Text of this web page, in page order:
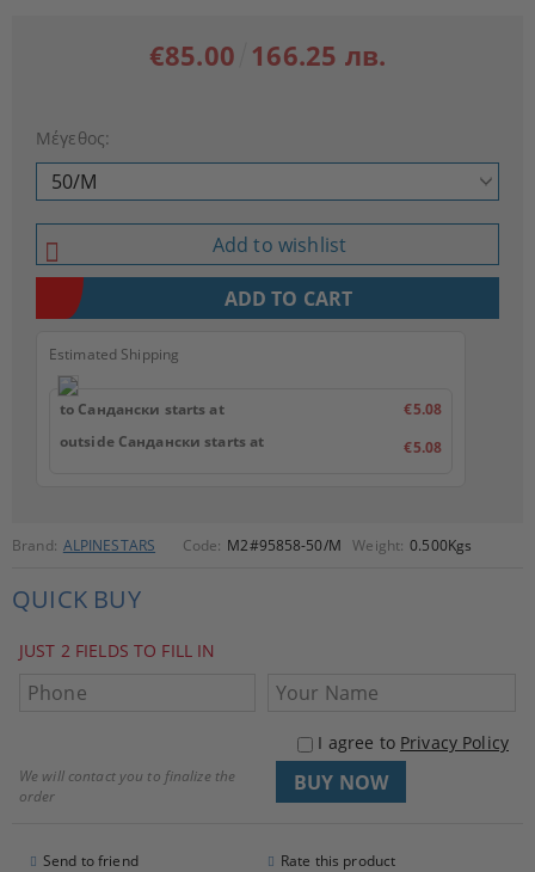
Brand: ALPINESTARS Code: M2#95858-50/M Weight: 0.500Kgs
QUICK BUY
JUST 2 FIELDS TO FILL IN
I agree to Privacy Policy
We will contact you to finalize the
order
Send to friend Rate this product
€85.00 166.25 лв.
Μέγεθος:
Add to wishlist
Estimated Shipping
to Сандански starts at
€5.08
outside Сандански starts at
€5.08